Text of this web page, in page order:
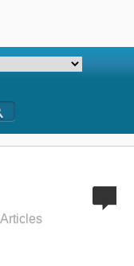
Articles